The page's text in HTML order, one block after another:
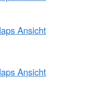
Ansicht
Ansicht